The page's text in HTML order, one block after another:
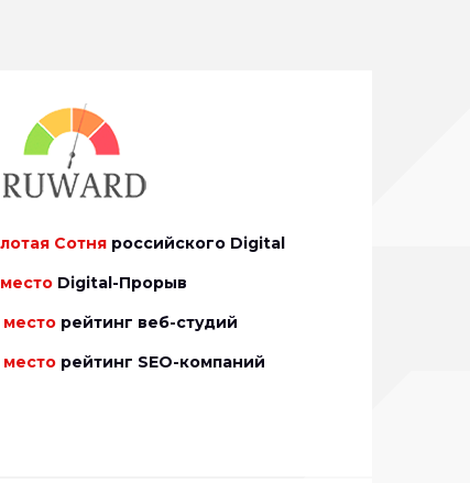
Сотняроссийского Digital
местоDigital-Прорыв
месторейтинг веб-студий
месторейтинг SEO-компаний